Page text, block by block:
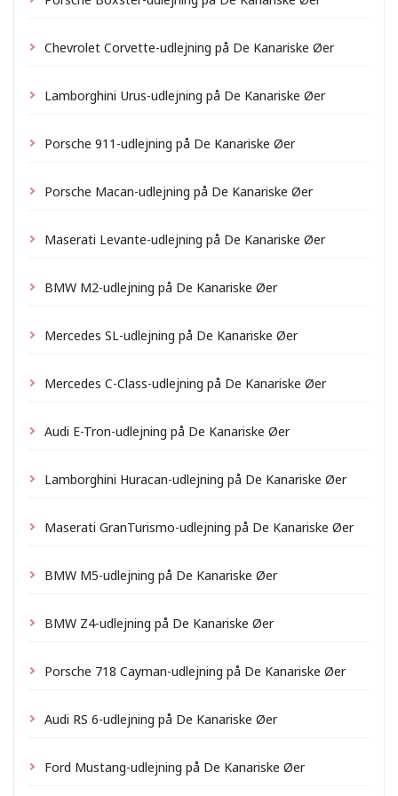
Chevrolet Corvette-udlejning på De Kanariske Øer
Lamborghini Urus-udlejning på De Kanariske Øer
Porsche 911-udlejning på De Kanariske Øer
Porsche Macan-udlejning på De Kanariske Øer
Maserati Levante-udlejning på De Kanariske Øer
BMW M2-udlejning på De Kanariske Øer
Mercedes SL-udlejning på De Kanariske Øer
Mercedes C-Class-udlejning på De Kanariske Øer
Audi E-Tron-udlejning på De Kanariske Øer
Lamborghini Huracan-udlejning på De Kanariske Øer
Maserati GranTurismo-udlejning på De Kanariske Øer
BMW M5-udlejning på De Kanariske Øer
BMW Z4-udlejning på De Kanariske Øer
Porsche 718 Cayman-udlejning på De Kanariske Øer
Audi RS 6-udlejning på De Kanariske Øer
Ford Mustang-udlejning på De Kanariske Øer